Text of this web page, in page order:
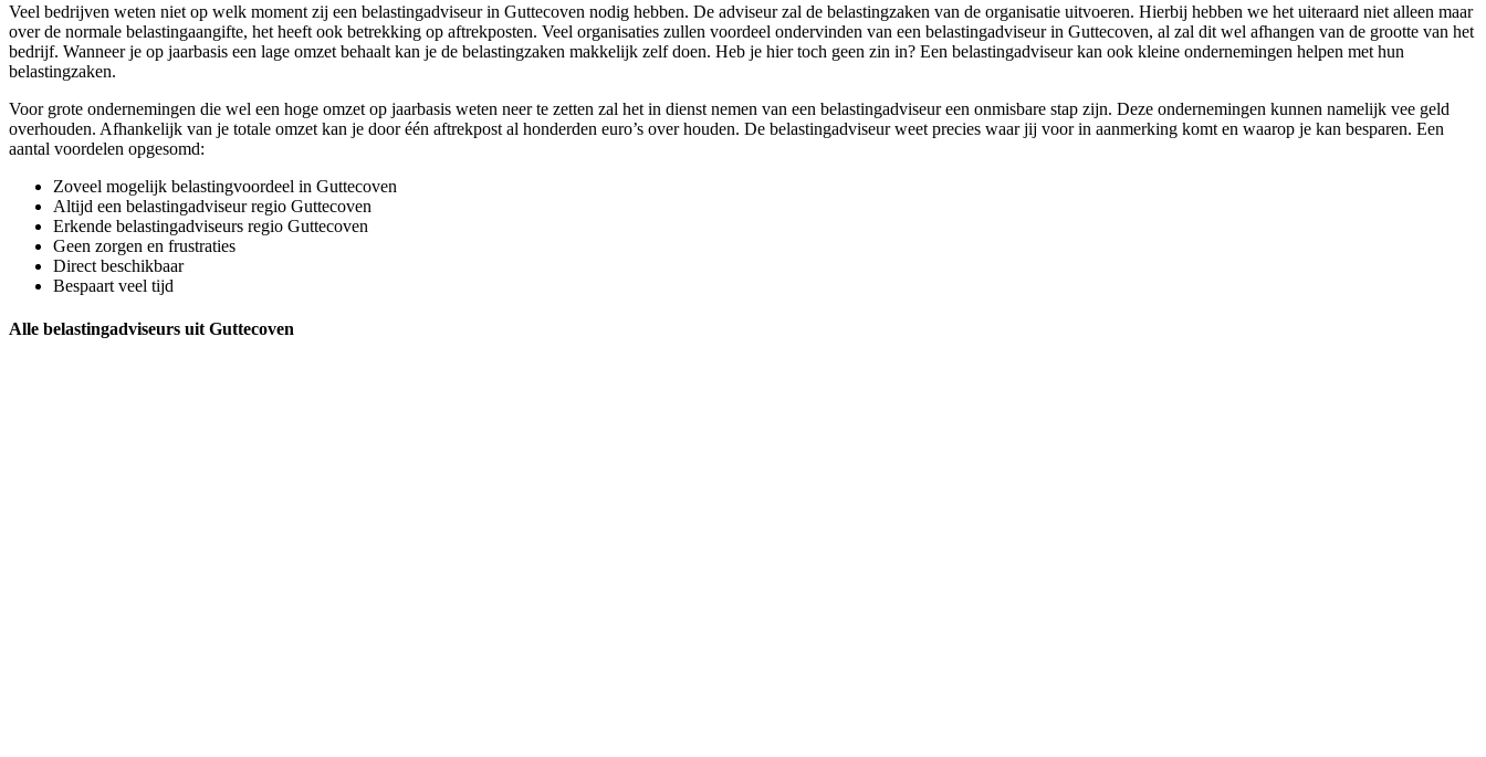
Veel bedrijven weten niet op welk moment zij een belastingadviseur in Guttecoven nodig hebben. De adviseur zal de belastingzaken van de organisatie uitvoeren. Hierbij hebben we het uiteraard niet alleen maar
over de normale belastingaangifte, het heeft ook betrekking op aftrekposten. Veel organisaties zullen voordeel ondervinden van een belastingadviseur in Guttecoven, al zal dit wel afhangen van de grootte van het
bedrijf. Wanneer je op jaarbasis een lage omzet behaalt kan je de belastingzaken makkelijk zelf doen. Heb je hier toch geen zin in? Een belastingadviseur kan ook kleine ondernemingen helpen met hun
belastingzaken.
Voor grote ondernemingen die wel een hoge omzet op jaarbasis weten neer te zetten zal het in dienst nemen van een belastingadviseur een onmisbare stap zijn. Deze ondernemingen kunnen namelijk vee geld
overhouden. Afhankelijk van je totale omzet kan je door één aftrekpost al honderden euro’s over houden. De belastingadviseur weet precies waar jij voor in aanmerking komt en waarop je kan besparen. Een
aantal voordelen opgesomd:
Zoveel mogelijk belastingvoordeel in Guttecoven
Altijd een belastingadviseur regio Guttecoven
Erkende belastingadviseurs regio Guttecoven
Geen zorgen en frustraties
Direct beschikbaar
Bespaart veel tijd
Alle belastingadviseurs uit Guttecoven